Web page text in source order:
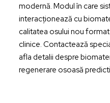
modernă. Modul în care
interacționează cu
calitatea osului nou
clinice. Contactează
afla detalii despre
regenerare osoasă